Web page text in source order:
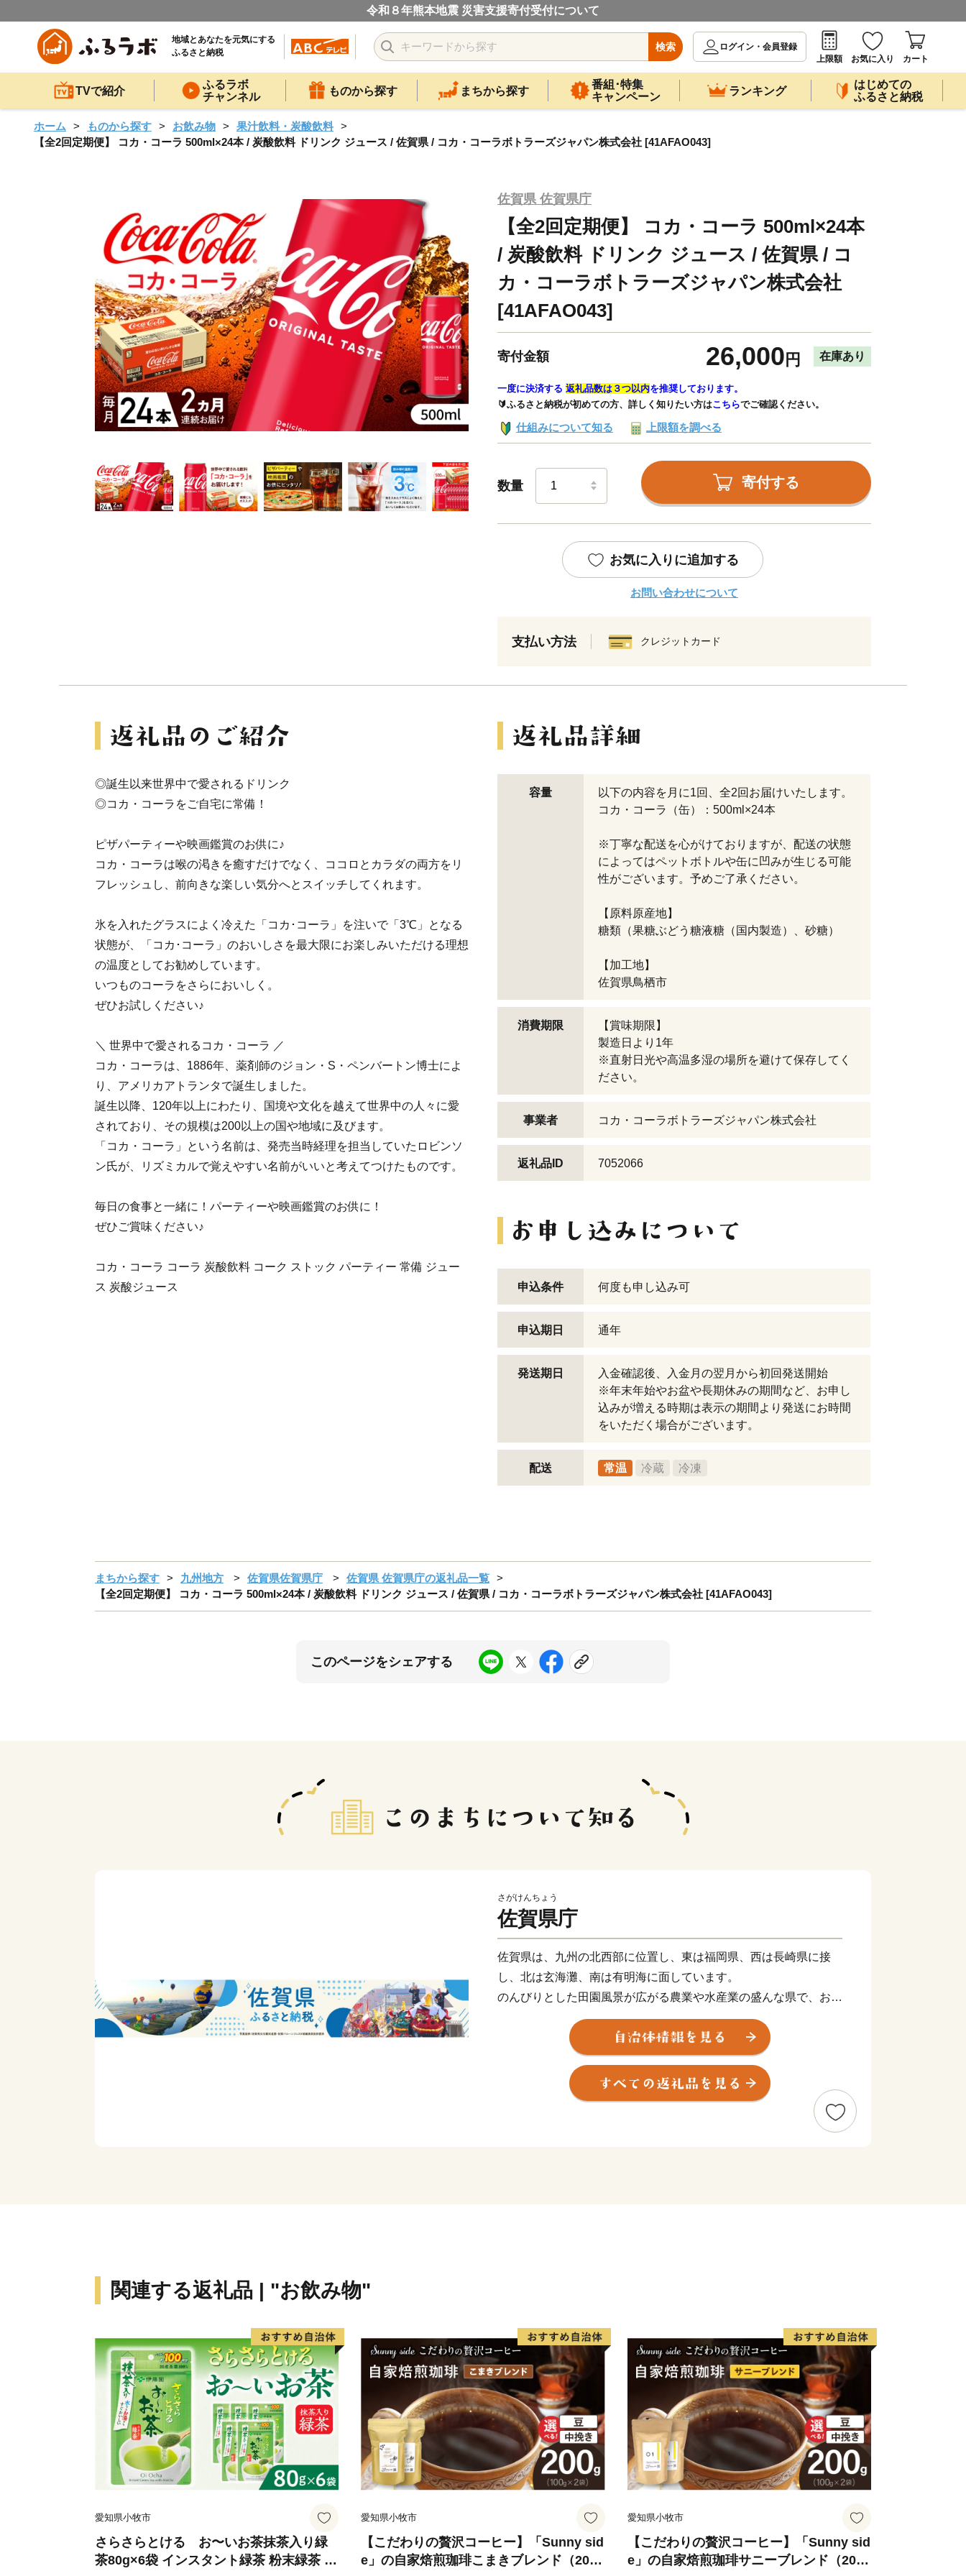
令和８年熊本地震 災害支援寄付受付について
地域とあなたを元気にする
ふるさと納税
検索
ログイン・会員登録
上限額
お気に入り カート
TVで紹介
ふるラボ
チャンネル
ものから探す まちから探す
番組･特集
キャンペーン
ランキング
はじめての
ふるさと納税
ホーム ものから探す お飲み物
果汁飲料・炭酸飲料
【全2回定期便】 コカ・コーラ 500ml×24本 / 炭酸飲料 ドリンク ジュース / 佐賀県 / コカ・コーラボトラーズジャパン株式会社 [41AFAO043]
佐賀県 佐賀県庁
【全2回定期便】 コカ・コーラ 500ml×24本
/ 炭酸飲料 ドリンク ジュース / 佐賀県 / コ
カ・コーラボトラーズジャパン株式会社
[41AFAO043]
寄付金額 26,000 円 在庫あり
一度に決済する 返礼品数は３つ以内を推奨しております。
🔰ふるさと納税が初めての方、詳しく知りたい方はこちらでご確認ください。
仕組みについて知る 上限額を調べる
数量 寄付する
お気に入りに追加する
お問い合わせについて
支払い方法 クレジットカード
◎誕生以来世界中で愛されるドリンク
◎コカ・コーラをご自宅に常備！
ピザパーティーや映画鑑賞のお供に♪
コカ・コーラは喉の渇きを癒すだけでなく、ココロとカラダの両方をリ
フレッシュし、前向きな楽しい気分へとスイッチしてくれます。
氷を入れたグラスによく冷えた「コカ･コーラ」を注いで「3℃」となる
状態が、「コカ･コーラ」のおいしさを最大限にお楽しみいただける理想
の温度としてお勧めしています。
いつものコーラをさらにおいしく。
ぜひお試しください♪
＼ 世界中で愛されるコカ・コーラ ／
コカ・コーラは、1886年、薬剤師のジョン・S・ペンバートン博士によ
り、アメリカアトランタで誕生しました。
誕生以降、120年以上にわたり、国境や文化を越えて世界中の人々に愛
されており、その規模は200以上の国や地域に及びます。
「コカ・コーラ」という名前は、発売当時経理を担当していたロビンソ
ン氏が、リズミカルで覚えやすい名前がいいと考えてつけたものです。
毎日の食事と一緒に！パーティーや映画鑑賞のお供に！
ぜひご賞味ください♪
コカ・コーラ コーラ 炭酸飲料 コーク ストック パーティー 常備 ジュー
ス 炭酸ジュース
容量
以下の内容を月に1回、全2回お届けいたします。
コカ・コーラ（缶）：500ml×24本
※丁寧な配送を心がけておりますが、配送の状態
によってはペットボトルや缶に凹みが生じる可能
性がございます。予めご了承ください。
【原料原産地】
糖類（果糖ぶどう糖液糖（国内製造）、砂糖）
【加工地】
佐賀県鳥栖市
消費期限
【賞味期限】
製造日より1年
※直射日光や高温多湿の場所を避けて保存してく
ださい。
事業者 コカ・コーラボトラーズジャパン株式会社
返礼品ID 7052066
申込条件 何度も申し込み可
申込期日 通年
発送期日
入金確認後、入金月の翌月から初回発送開始
※年末年始やお盆や長期休みの期間など、お申し
込みが増える時期は表示の期間より発送にお時間
をいただく場合がございます。
配送 常温 冷蔵 冷凍
まちから探す 九州地方 佐賀県佐賀県庁
佐賀県 佐賀県庁の返礼品一覧
【全2回定期便】 コカ・コーラ 500ml×24本 / 炭酸飲料 ドリンク ジュース / 佐賀県 / コカ・コーラボトラーズジャパン株式会社 [41AFAO043]
このページをシェアする
さがけんちょう
佐賀県庁
佐賀県は、九州の北西部に位置し、東は福岡県、西は長崎県に接
し、北は玄海灘、南は有明海に面しています。
のんびりとした田園風景が広がる農業や水産業の盛んな県で、おい
しい食材が豊富です。
世界的に有名な陶磁器やのんびりとくつろげる温泉、伝統的なお祭
り、歴史的な遺跡など魅力的な見どころがたくさんあります。
佐賀県のお礼の品をお楽しみいただくとともに、ぜひ佐賀県へお越
関連する返礼品 | "お飲み物"
愛知県小牧市
さらさらとける お〜いお茶抹茶入り緑
茶80g×6袋 インスタント緑茶 粉末緑茶 粉
愛知県小牧市
【こだわりの贅沢コーヒー】「Sunny sid
e」の自家焙煎珈琲こまきブレンド（200
愛知県小牧市
【こだわりの贅沢コーヒー】「Sunny sid
e」の自家焙煎珈琲サニーブレンド（200